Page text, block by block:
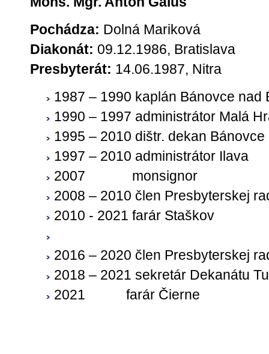
Pochádza: Dolná Mariková
Diakonát: 09.12.1986, Bratislava
Presbyterát: 14.06.1987, Nitra
1987 – 1990 kaplán Bánovce nad
1990 – 1997 administrátor Malá
1995 – 2010 dištr. dekan
1997 – 2010 administrátor Ilava
2007 monsignor
2008 – 2010 člen Presbyterskej
2010 - 2021 farár Staškov
2016 – 2020 člen Presbyterskej
2018 – 2021 sekretár Dekanátu
2021
farár Čierne